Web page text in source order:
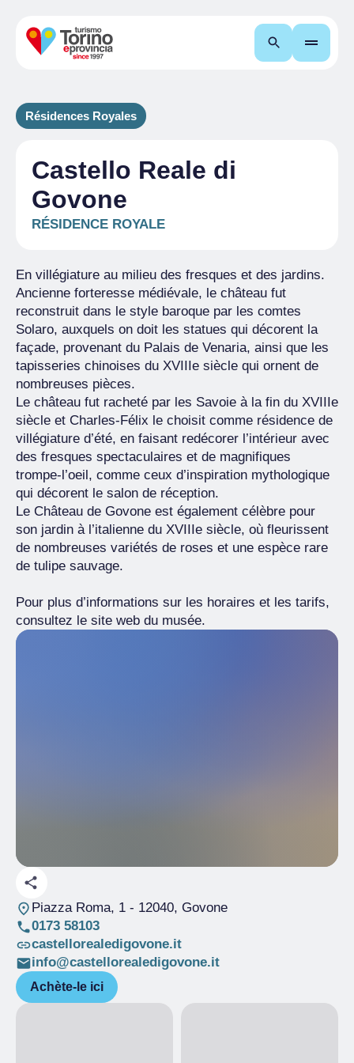
Recherche
Résidences Royales
Castello Reale di
Govone
RÉSIDENCE ROYALE
En villégiature au milieu des fresques et des jardins.
Ancienne forteresse médiévale, le château fut
reconstruit dans le style baroque par les comtes
Solaro, auxquels on doit les statues qui décorent la
façade, provenant du Palais de Venaria, ainsi que les
tapisseries chinoises du XVIIIe siècle qui ornent de
nombreuses pièces.
Le château fut racheté par les Savoie à la fin du XVIIIe
siècle et Charles-Félix le choisit comme résidence de
villégiature d’été, en faisant redécorer l’intérieur avec
des fresques spectaculaires et de magnifiques
trompe-l’oeil, comme ceux d’inspiration mythologique
qui décorent le salon de réception.
Le Château de Govone est également célèbre pour
son jardin à l’italienne du XVIIIe siècle, où fleurissent
de nombreuses variétés de roses et une espèce rare
de tulipe sauvage.
Pour plus d’informations sur les horaires et les tarifs,
consultez le site web du musée.
Piazza Roma, 1- 12040, Govone
0173 58103
castellorealedigovone.it
info@castellorealedigovone.it
Achète-le ici